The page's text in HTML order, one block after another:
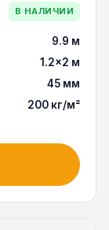
В НАЛИЧИИ
9.9 м
1.2×2 м
45 мм
200 кг/м²